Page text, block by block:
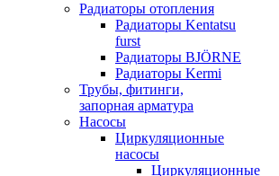
Радиаторы отопления
Радиаторы Kentatsu
furst
Радиаторы BJÖRNE
Радиаторы Kermi
Трубы, фитинги,
запорная арматура
Насосы
Циркуляционные
насосы
Циркуляционные